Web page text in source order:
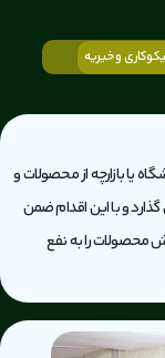
و خیریه
یا بازارچه از محصولات و
و با این اقدام ضمن
محصولات را به نفع